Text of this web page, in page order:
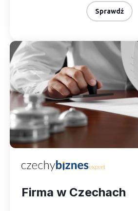
Sprawdź
Firma w Czechach